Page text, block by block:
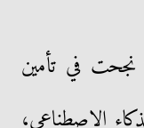
نجحت في تأمين
الاصطناعي،